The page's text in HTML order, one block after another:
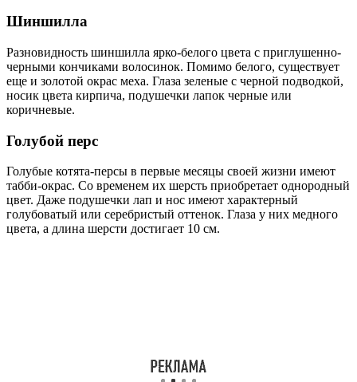
Шиншилла
Разновидность шиншилла ярко-белого цвета с приглушенно-
черными кончиками волосинок. Помимо белого, существует
еще и золотой окрас меха. Глаза зеленые с черной подводкой,
носик цвета кирпича, подушечки лапок черные или
коричневые.
Голубой перс
Голубые котята-персы в первые месяцы своей жизни имеют
табби-окрас. Со временем их шерсть приобретает однородный
цвет. Даже подушечки лап и нос имеют характерный
голубоватый или серебристый оттенок. Глаза у них медного
цвета, а длина шерсти достигает 10 см.